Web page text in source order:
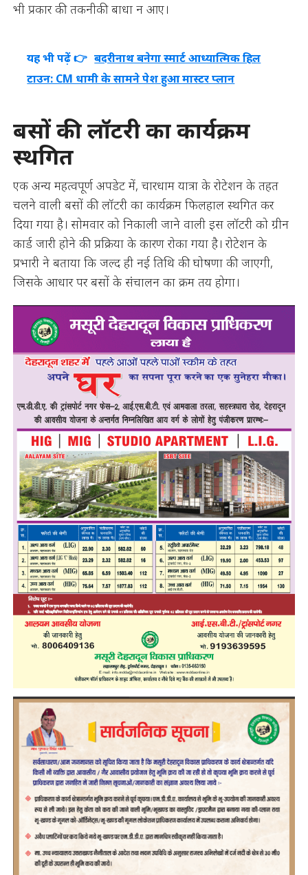
भी प्रकार की तकनीकी बाधा न आए।
यह भी पढ़ें 👉 बदरीनाथ बनेगा स्मार्ट आध्यात्मिक हिल
टाउन: CM धामी के सामने पेश हुआ मास्टर प्लान
बसों की लॉटरी का कार्यक्रम
स्थगित
एक अन्य महत्वपूर्ण अपडेट में, चारधाम यात्रा के रोटेशन के तहत
चलने वाली बसों की लॉटरी का कार्यक्रम फिलहाल स्थगित कर
दिया गया है। सोमवार को निकाली जाने वाली इस लॉटरी को ग्रीन
कार्ड जारी होने की प्रक्रिया के कारण रोका गया है। रोटेशन के
प्रभारी ने बताया कि जल्द ही नई तिथि की घोषणा की जाएगी,
जिसके आधार पर बसों के संचालन का क्रम तय होगा।